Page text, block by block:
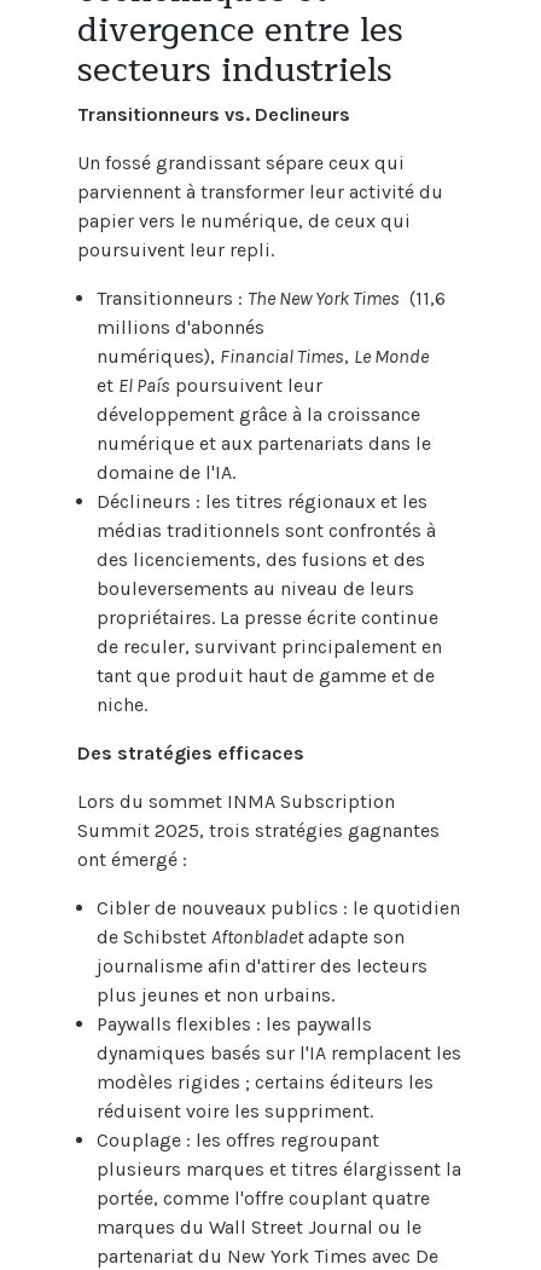
divergence entre les
secteurs industriels
Transitionneurs vs. Declineurs
Un fossé grandissant sépare ceux qui
parviennent à transformer leur activité du
papier vers le numérique, de ceux qui
poursuivent leur repli.
Transitionneurs : The New York Times (11,6
millions d'abonnés
numériques), Financial Times, Le Monde
et El País poursuivent leur
développement grâce à la croissance
numérique et aux partenariats dans le
domaine de l'IA.
Déclineurs : les titres régionaux et les
médias traditionnels sont confrontés à
des licenciements, des fusions et des
bouleversements au niveau de leurs
propriétaires. La presse écrite continue
de reculer, survivant principalement en
tant que produit haut de gamme et de
niche.
Des stratégies efficaces
Lors du sommet INMA Subscription
Summit 2025, trois stratégies gagnantes
ont émergé :
Cibler de nouveaux publics : le quotidien
de Schibstet Aftonbladetadapte son
journalisme afin d'attirer des lecteurs
plus jeunes et non urbains.
Paywalls flexibles : les paywalls
dynamiques basés sur l'IA remplacent les
modèles rigides ; certains éditeurs les
réduisent voire les suppriment.
Couplage : les offres regroupant
plusieurs marques et titres élargissent la
portée, comme l'offre couplant quatre
marques du Wall Street Journal ou le
partenariat du New York Times avec De